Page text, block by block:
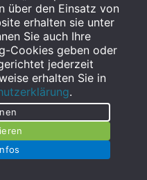
IM E-CENTER A23
102
über den Einsatz von
erhalten sie unter
Sie auch Ihre
Cookies geben oder
jederzeit
erhalten Sie in
.